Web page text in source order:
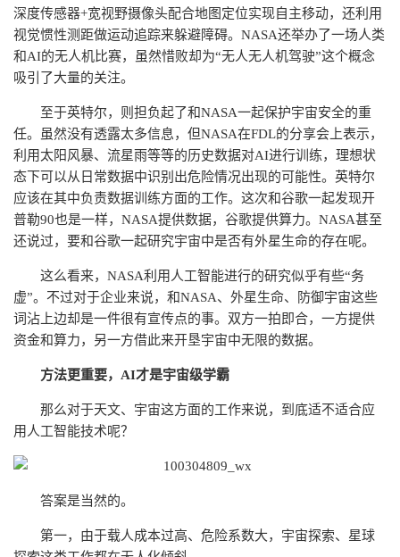
深度传感器+宽视野摄像头配合地图定位实现自主移动，还利用
视觉惯性测距做运动追踪来躲避障碍。NASA还举办了一场人类
和AI的无人机比赛，虽然惜败却为“无人无人机驾驶”这个概念
吸引了大量的关注。
至于英特尔，则担负起了和NASA一起保护宇宙安全的重
任。虽然没有透露太多信息，但NASA在FDL的分享会上表示，
利用太阳风暴、流星雨等等的历史数据对AI进行训练，理想状
态下可以从日常数据中识别出危险情况出现的可能性。英特尔
应该在其中负责数据训练方面的工作。这次和谷歌一起发现开
普勒90也是一样，NASA提供数据，谷歌提供算力。NASA甚至
还说过，要和谷歌一起研究宇宙中是否有外星生命的存在呢。
这么看来，NASA利用人工智能进行的研究似乎有些“务
虚”。不过对于企业来说，和NASA、外星生命、防御宇宙这些
词沾上边却是一件很有宣传点的事。双方一拍即合，一方提供
资金和算力，另一方借此来开垦宇宙中无限的数据。
方法更重要，AI才是宇宙级学霸
那么对于天文、宇宙这方面的工作来说，到底适不适合应
用人工智能技术呢？
答案是当然的。
第一，由于载人成本过高、危险系数大，宇宙探索、星球